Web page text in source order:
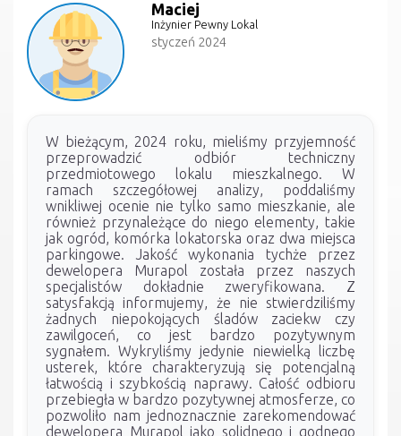
Maciej
Inżynier Pewny Lokal
styczeń 2024
W bieżącym, 2024 roku, mieliśmy przyjemność
przeprowadzić odbiór techniczny
przedmiotowego lokalu mieszkalnego. W
ramach szczegółowej analizy, poddaliśmy
wnikliwej ocenie nie tylko samo mieszkanie, ale
również przynależące do niego elementy, takie
jak ogród, komórka lokatorska oraz dwa miejsca
parkingowe. Jakość wykonania tychże przez
dewelopera Murapol została przez naszych
specjalistów dokładnie zweryfikowana. Z
satysfakcją informujemy, że nie stwierdziliśmy
żadnych niepokojących śladów zaciekw czy
zawilgoceń, co jest bardzo pozytywnym
sygnałem. Wykryliśmy jedynie niewielką liczbę
usterek, które charakteryzują się potencjalną
łatwością i szybkością naprawy. Całość odbioru
przebiegła w bardzo pozytywnej atmosferze, co
pozwoliło nam jednoznacznie zarekomendować
dewelopera Murapol jako solidnego i godnego